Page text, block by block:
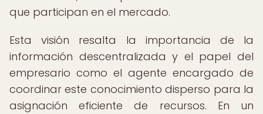
que participan en el mercado.
Esta visión resalta la importancia de la
información descentralizada y el papel del
empresario como el agente encargado de
coordinar este conocimiento disperso para la
asignación eficiente de recursos. En un